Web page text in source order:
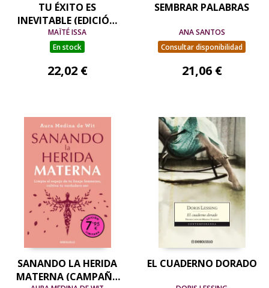
TU ÉXITO ES
INEVITABLE (EDICIÓN
LIMITADA)
MAÏTÉ ISSA
En stock
22,02 €
SEMBRAR PALABRAS
ANA SANTOS
Consultar disponibilidad
21,06 €
SANANDO LA HERIDA
MATERNA (CAMPAÑA
EL CUADERNO DORADO